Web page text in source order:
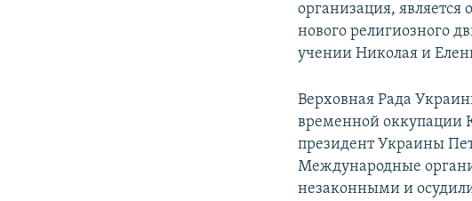
организация,
нового религиозного
учении Николая и
Верховная Рада
временной оккупации
президент Украины
Международные
незаконными и